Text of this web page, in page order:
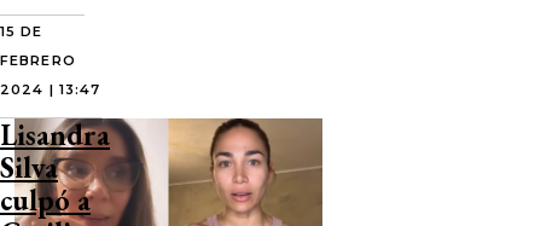
15 DE
FEBRERO
2024 | 13:47
Lisandra
Silva
culpó a